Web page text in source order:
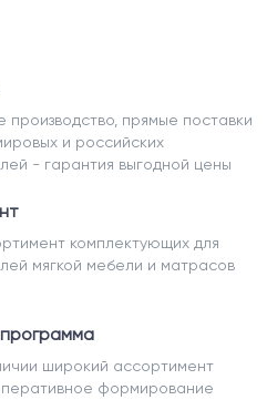
производство, прямые поставки
и российских
- гарантия выгодной цены
комплектующих для
мягкой мебели и матрасов
широкий ассортимент
формирование